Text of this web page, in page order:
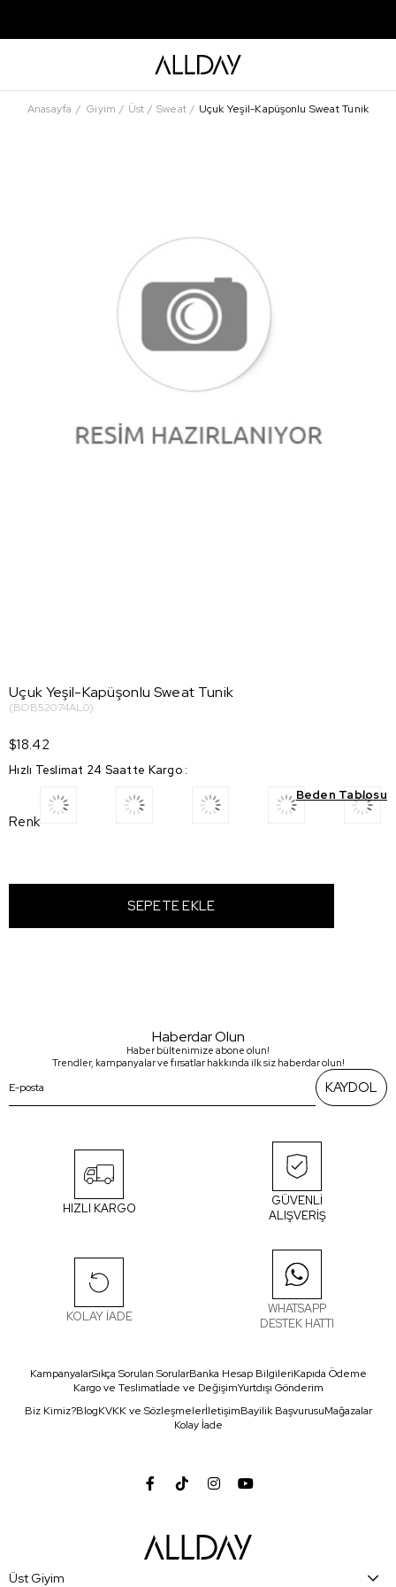
Anasayfa Giyim Üst Sweat Uçuk Yeşil-Kapüşonlu Sweat Tunik
Uçuk Yeşil-Kapüşonlu Sweat Tunik
(BOB52074AL0)
$18.42
Hızlı Teslimat 24 Saatte Kargo :
Beden Tablosu
Renk
Haberdar Olun
Haber bültenimize abone olun!
Trendler, kampanyalar ve fırsatlar hakkında ilk siz haberdar olun!
KAYDOL
HIZLI KARGO
GÜVENLİ
ALIŞVERİŞ
KOLAY İADE
WHATSAPP
DESTEK HATTI
KampanyalarSıkça Sorulan SorularBanka Hesap BilgileriKapıda Ödeme
Kargo ve Teslimatİade ve DeğişimYurtdışı Gönderim
Biz Kimiz?BlogKVKK ve SözleşmelerİletişimBayilik BaşvurusuMağazalar
Kolay İade
Üst Giyim